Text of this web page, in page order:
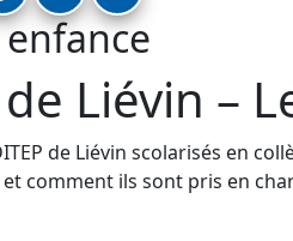
de Liévin –
de Liévin scolarisés en
comment ils sont pris en